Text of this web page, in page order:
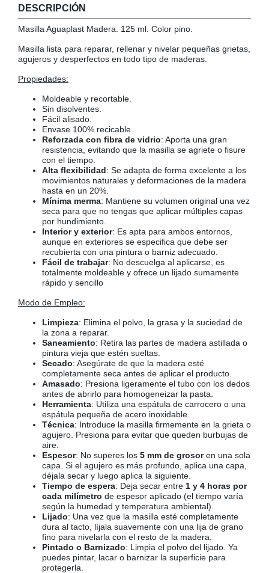
GUÍAS CAJÓN
BRIDAS
DESCRIPCIÓN
Masilla Aguaplast Madera. 125 ml. Color pino.
Masilla lista para reparar, rellenar y nivelar pequeñas grietas,
agujeros y desperfectos en todo tipo de maderas.
Propiedades:
Moldeable y recortable.
Sin disolventes.
Fácil alisado.
Envase 100% recicable.
Reforzada con fibra de vidrio: Aporta una gran
resistencia, evitando que la masilla se agriete o fisure
con el tiempo.
Alta flexibilidad: Se adapta de forma excelente a los
movimientos naturales y deformaciones de la madera
hasta en un 20%.
Mínima merma: Mantiene su volumen original una vez
seca para que no tengas que aplicar múltiples capas
por hundimiento.
Interior y exterior: Es apta para ambos entornos,
aunque en exteriores se especifica que debe ser
recubierta con una pintura o barniz adecuado.
Fácil de trabajar: No descuelga al aplicarse, es
totalmente moldeable y ofrece un lijado sumamente
rápido y sencillo
Modo de Empleo:
Limpieza: Elimina el polvo, la grasa y la suciedad de
la zona a reparar.
Saneamiento: Retira las partes de madera astillada o
pintura vieja que estén sueltas.
Secado: Asegúrate de que la madera esté
completamente seca antes de aplicar el producto.
Amasado: Presiona ligeramente el tubo con los dedos
antes de abrirlo para homogeneizar la pasta.
Herramienta: Utiliza una espátula de carrocero o una
espátula pequeña de acero inoxidable.
Técnica: Introduce la masilla firmemente en la grieta o
agujero. Presiona para evitar que queden burbujas de
aire.
Espesor: No superes los 5 mm de grosoren una sola
capa. Si el agujero es más profundo, aplica una capa,
déjala secar y luego aplica la siguiente.
Tiempo de espera: Deja secar entre 1 y 4 horas por
cada milímetro de espesor aplicado (el tiempo varía
según la humedad y temperatura ambiental).
Lijado: Una vez que la masilla esté completamente
dura al tacto, líjala suavemente con una lija de grano
fino para nivelarla con el resto de la madera.
Pintado o Barnizado: Limpia el polvo del lijado. Ya
puedes pintar, lacar o barnizar la superficie para
protegerla.